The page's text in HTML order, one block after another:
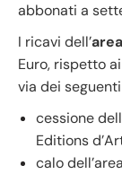
abbonati a
I ricavi dell’
Euro, rispetto
via dei
cessione
Editions
calo